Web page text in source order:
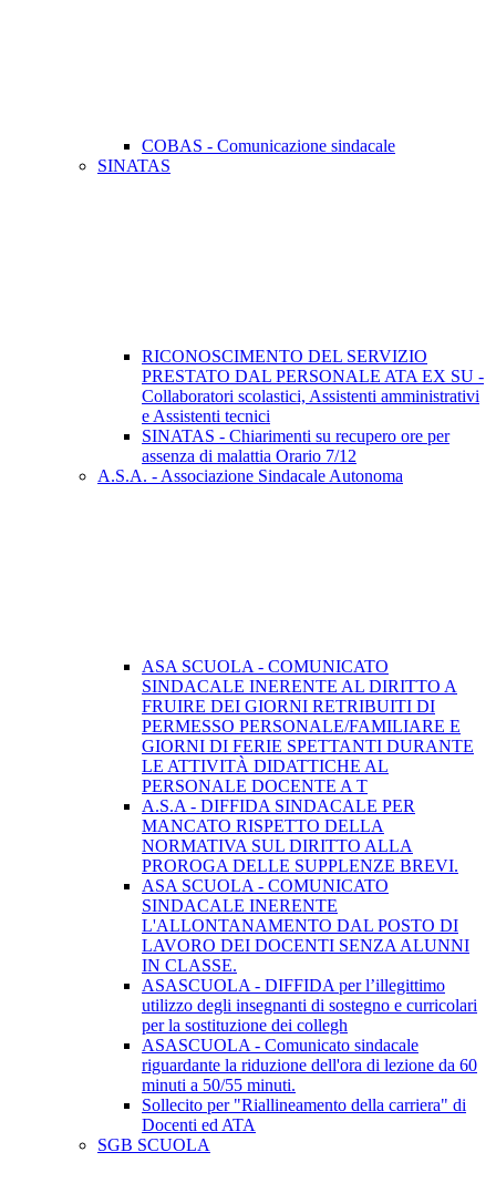
COBAS - Comunicazione sindacale
SINATAS
RICONOSCIMENTO DEL SERVIZIO
PRESTATO DAL PERSONALE ATA EX SU -
Collaboratori scolastici, Assistenti amministrativi
e Assistenti tecnici
SINATAS - Chiarimenti su recupero ore per
assenza di malattia Orario 7/12
A.S.A. - Associazione Sindacale Autonoma
ASA SCUOLA - COMUNICATO
SINDACALE INERENTE AL DIRITTO A
FRUIRE DEI GIORNI RETRIBUITI DI
PERMESSO PERSONALE/FAMILIARE E
GIORNI DI FERIE SPETTANTI DURANTE
LE ATTIVITÀ DIDATTICHE AL
PERSONALE DOCENTE A T
A.S.A - DIFFIDA SINDACALE PER
MANCATO RISPETTO DELLA
NORMATIVA SUL DIRITTO ALLA
PROROGA DELLE SUPPLENZE BREVI.
ASA SCUOLA - COMUNICATO
SINDACALE INERENTE
L'ALLONTANAMENTO DAL POSTO DI
LAVORO DEI DOCENTI SENZA ALUNNI
IN CLASSE.
ASASCUOLA - DIFFIDA per l’illegittimo
utilizzo degli insegnanti di sostegno e curricolari
per la sostituzione dei collegh
ASASCUOLA - Comunicato sindacale
riguardante la riduzione dell'ora di lezione da 60
minuti a 50/55 minuti.
Sollecito per "Riallineamento della carriera" di
Docenti ed ATA
SGB SCUOLA